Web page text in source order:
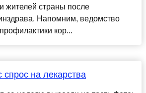
жителей страны после
Напомним, ведомство
кор...
на лекарства